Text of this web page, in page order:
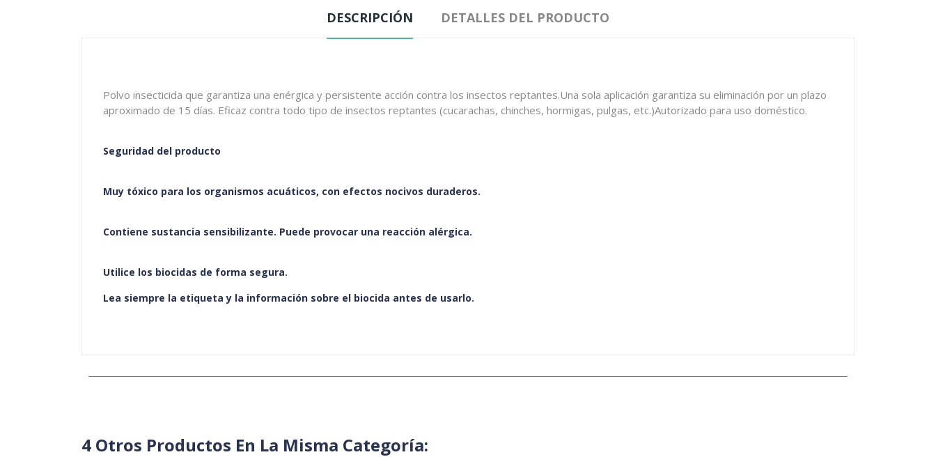
DESCRIPCIÓN DETALLES DEL PRODUCTO
Polvo insecticida que garantiza una enérgica y persistente acción contra los insectos reptantes.Una sola aplicación garantiza su eliminación por un plazo
aproximado de 15 días. Eficaz contra todo tipo de insectos reptantes (cucarachas, chinches, hormigas, pulgas, etc.)Autorizado para uso doméstico.
Seguridad del producto
Muy tóxico para los organismos acuáticos, con efectos nocivos duraderos.
Contiene sustancia sensibilizante. Puede provocar una reacción alérgica.
Utilice los biocidas de forma segura.
Lea siempre la etiqueta y la información sobre el biocida antes de usarlo.
4 Otros Productos En La Misma Categoría: